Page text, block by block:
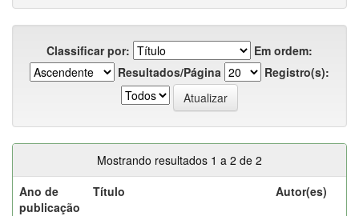
Classificar por:
Em ordem:
Resultados/Página
Registro(s):
Mostrando resultados 1 a 2 de 2
Ano de
publicação
Título Autor(es)